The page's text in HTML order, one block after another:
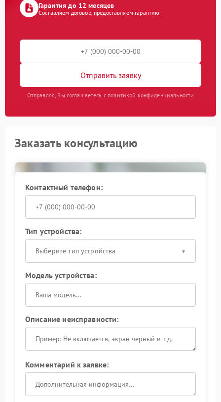
Гарантия до 12 месяцев
Составляем договор, предоставляем гарантию
Отправить заявку
Отправляя, Вы соглашаетесь с политикой конфиденциальности
Заказать консультацию
Контактный телефон:
Тип устройства:
Выберите тип устройства
Модель устройства:
Описание неисправности:
Комментарий к заявке: